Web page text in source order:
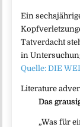
Ein
Tatverdacht
in
Quelle: DIE
Literature
Das
„Was für